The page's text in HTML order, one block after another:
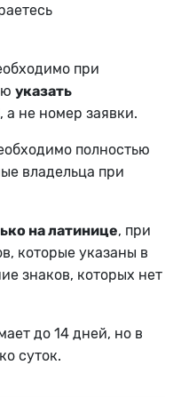
при
указать
, а не номер заявки.
полностью
владельца при
на латинице, при
которые указаны в
знаков, которых нет
до 14 дней, но в
суток.